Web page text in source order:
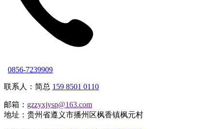
0856-7239909
联系人：简总 159 8501 0110
邮箱： gzzyxjysp@163.com
地址：贵州省遵义市播州区枫香镇枫元村